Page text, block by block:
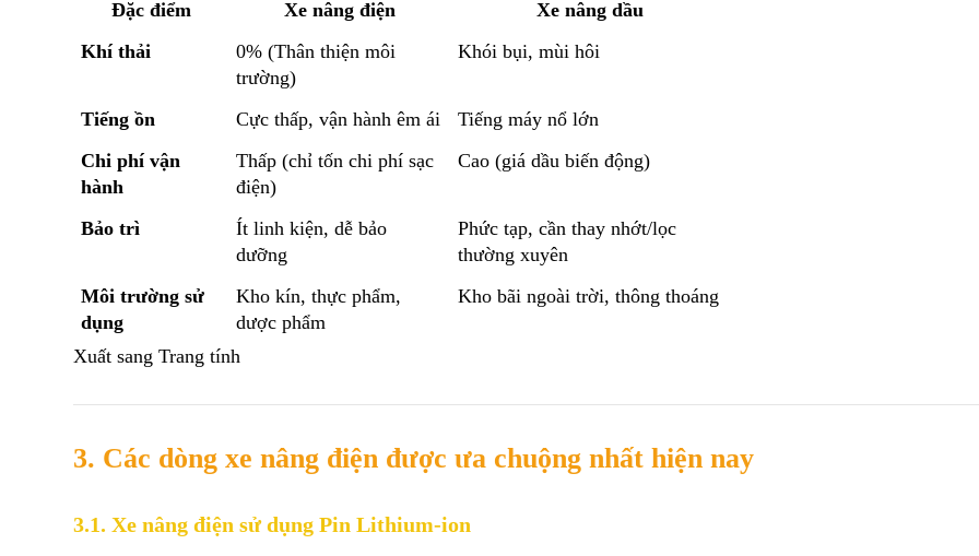
Đặc điểm Xe nâng điện
Xe nâng dầu
Khí thải
0% (Thân thiện môi
trường)
Khói bụi, mùi hôi
Tiếng ồn Cực thấp, vận hành êm ái
Tiếng máy nổ lớn
Chi phí vận
hành
Thấp (chỉ tốn chi phí sạc
điện)
Cao (giá dầu biến động)
Bảo trì
Ít linh kiện, dễ bảo
dưỡng
Phức tạp, cần thay nhớt/lọc
thường xuyên
Môi trường sử
dụng
Kho kín, thực phẩm,
dược phẩm
Kho bãi ngoài trời, thông thoáng
Xuất sang Trang tính
3. Các dòng xe nâng điện được ưa chuộng nhất hiện nay
3.1. Xe nâng điện sử dụng Pin Lithium-ion